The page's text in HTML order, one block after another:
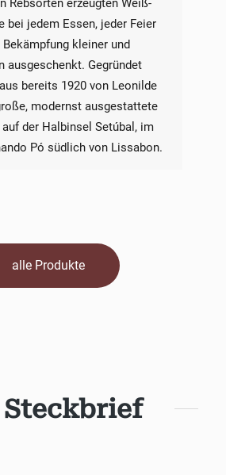
Rebsorten erzeugten Weiß-
bei jedem Essen, jeder Feier
Bekämpfung kleiner und
ausgeschenkt. Gegründet
bereits 1920 von Leonilde
modernst ausgestattete
der Halbinsel Setúbal, im
Pó südlich von Lissabon.
alle Produkte
Steckbrief